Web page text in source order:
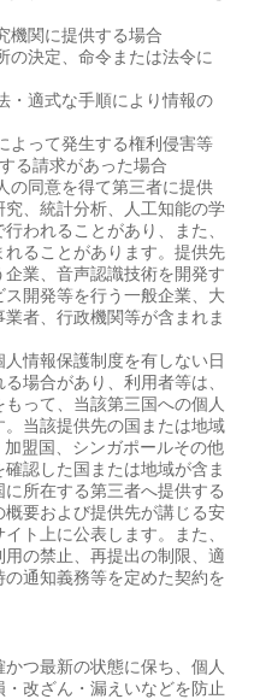
機関に提供する場合
決定、命令または法令に
適式な手順により情報の
って発生する権利侵害等
る請求があった場合
同意を得て第三者に提供
、統計分析、人工知能の学
われることがあり、また、
ることがあります。提供先
業、音声認識技術を開発す
開発等を行う一般企業、大
者、行政機関等が含まれま
情報保護制度を有しない日
場合があり、利用者等は、
って、当該第三国への個人
当該提供先の国または地域
盟国、シンガポールその他
認した国または地域が含ま
所在する第三者へ提供する
要および提供先が講じる安
ト上に公表します。また、
の禁止、再提出の制限、適
通知義務等を定めた契約を
つ最新の状態に保ち、個人
改ざん・漏えいなどを防止